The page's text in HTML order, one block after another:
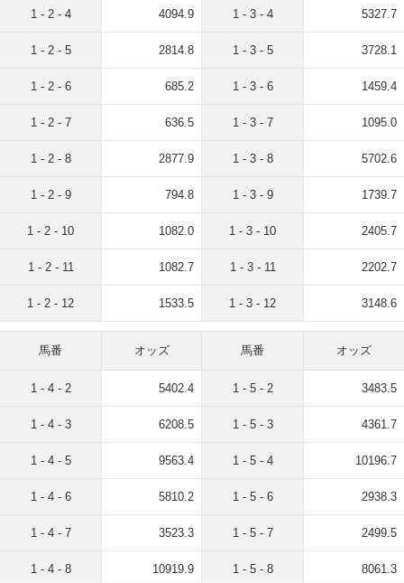
1 - 2 - 4 4094.9
1 - 2 - 5 2814.8
1 - 2 - 6 685.2
1 - 2 - 7 636.5
1 - 2 - 8 2877.9
1 - 2 - 9 794.8
1 - 2 - 10 1082.0
1 - 2 - 11 1082.7
1 - 2 - 12 1533.5
1 - 3 - 4 5327.7
1 - 3 - 5 3728.1
1 - 3 - 6 1459.4
1 - 3 - 7 1095.0
1 - 3 - 8 5702.6
1 - 3 - 9 1739.7
1 - 3 - 10 2405.7
1 - 3 - 11 2202.7
1 - 3 - 12 3148.6
馬番 オッズ
1 - 4 - 2 5402.4
1 - 4 - 3 6208.5
1 - 4 - 5 9563.4
1 - 4 - 6 5810.2
1 - 4 - 7 3523.3
1 - 4 - 8 10919.9
馬番 オッズ
1 - 5 - 2 3483.5
1 - 5 - 3 4361.7
1 - 5 - 4 10196.7
1 - 5 - 6 2938.3
1 - 5 - 7 2499.5
1 - 5 - 8 8061.3